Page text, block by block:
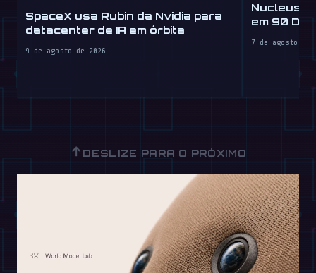
SpaceX usa Rubin da Nvidia para
datacenter de IA em órbita
9 de agosto de 2026
Nucleus
em 90
7 de agosto de
↑ DESLIZE PARA O PRÓXIMO